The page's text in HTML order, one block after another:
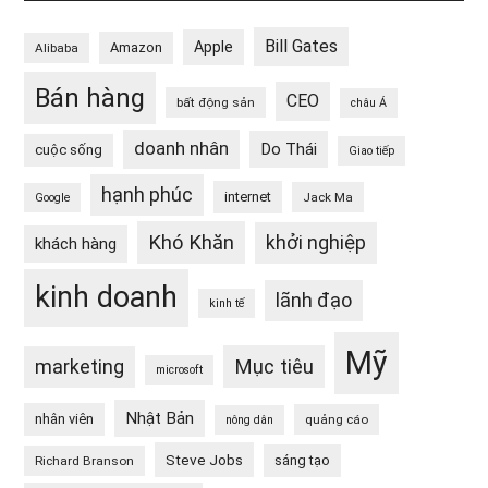
Alibaba Amazon Apple Bill Gates
Bán hàng bất động sản CEO châu Á
cuộc sống doanh nhân Do Thái Giao tiếp
Google hạnh phúc internet Jack Ma
khách hàng Khó Khăn khởi nghiệp
kinh doanh kinh tế lãnh đạo
marketing microsoft Mục tiêu Mỹ
nhân viên Nhật Bản nông dân quảng cáo
Richard Branson Steve Jobs sáng tạo